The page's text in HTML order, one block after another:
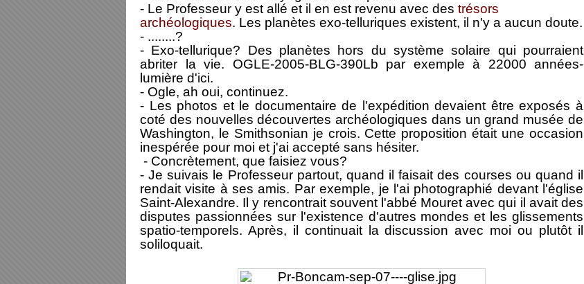
- Le Professeur y est allé et il en est revenu avec des trésors
archéologiques. Les planètes exo-telluriques existent, il n'y a aucun doute.
- ........?
- Exo-tellurique? Des planètes hors du système solaire qui pourraient
abriter la vie. OGLE-2005-BLG-390Lb par exemple à 22000 années-
lumière d'ici.
- Ogle, ah oui, continuez.
- Les photos et le documentaire de l'expédition devaient être exposés à
coté des nouvelles découvertes archéologiques dans un grand musée de
Washington, le Smithsonian je crois. Cette proposition était une occasion
inespérée pour moi et j'ai accepté sans hésiter.
- Concrètement, que faisiez vous?
- Je suivais le Professeur partout, quand il faisait des courses ou quand il
rendait visite à ses amis. Par exemple, je l'ai photographié devant l'église
Saint-Alexandre. Il y rencontrait souvent l'abbé Mouret avec qui il avait des
disputes passionnées sur l'existence d'autres mondes et les glissements
spatio-temporels. Après, il continuait la discussion avec moi ou plutôt il
soliloquait.